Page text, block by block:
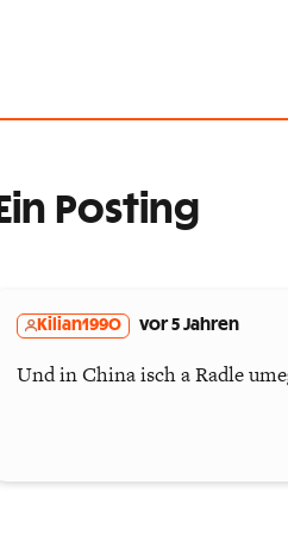
Ein Posting
Kilian1990 vor 5 Jahren
Und in China isch a Radle